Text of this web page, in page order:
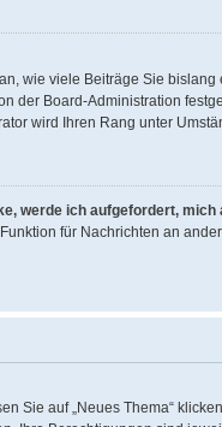
wie viele Beiträge Sie
der Board-Administration
wird Ihren Rang unter
werde ich aufgefordert, mich
für Nachrichten an
Sie auf „Neues Thema“